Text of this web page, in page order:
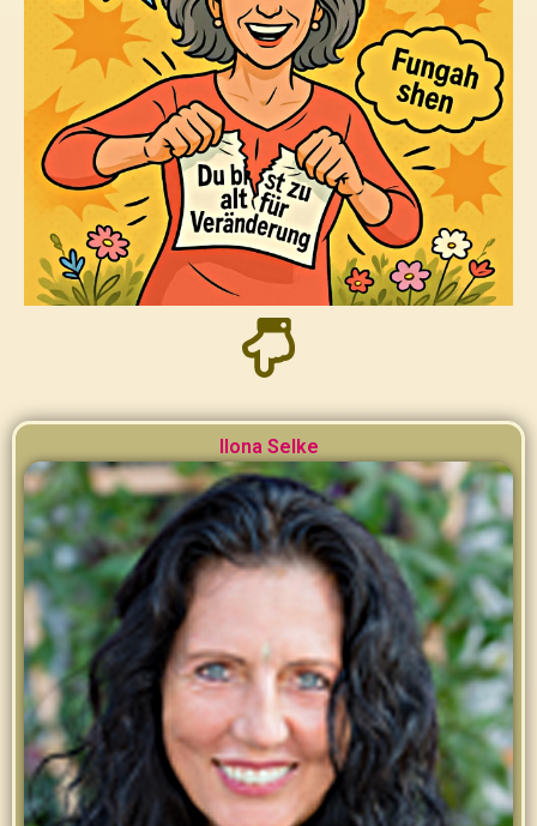
Ilona Selke